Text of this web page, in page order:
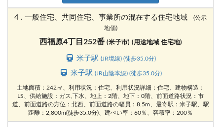
4 . 一般住宅、共同住宅、事業所の混在する住宅地域
(公示
地価)
西福原4丁目252番 (米子市) (用途地域 住宅地)
米子駅(JR境線) (徒歩35.0分)
米子駅(JR山陰本線) (徒歩35.0分)
土地面積：242㎡、利用状況：住宅、利用状況詳細：住宅、建物構造：
LS、供給施設：ガス,下水、地上：2階、地下：0階、前面道路状況：市
道、前面道路の方位：北西、前面道路の幅員：8.5m、最寄駅：米子駅、駅
距離：2,800m(徒歩35.0分)、建ぺい率；60％、容積率：200％